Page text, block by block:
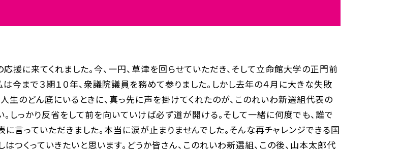
に来てくれました。今、一円、草津を回らせていただき、そして立命館大学の正門前
今まで３期１０年、衆議院議員を務めて参りました。しかし去年の４月に大きな失敗
生のどん底にいるときに、真っ先に声を掛けてくれたのが、このれいわ新選組代表の
しっかり反省をして前を向いていけば必ず道が開ける。そして一緒に何度でも、誰で
言っていただきました。本当に涙が止まりませんでした。そんな再チャレンジできる国
つくっていきたいと思います。どうか皆さん、このれいわ新選組、この後、山本太郎代